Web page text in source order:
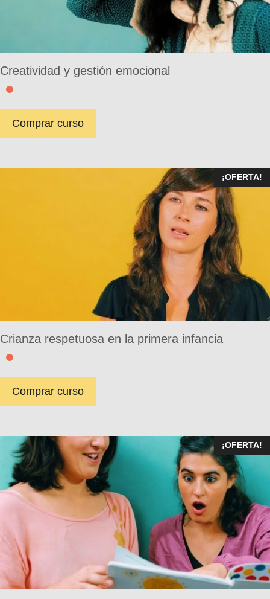
Creatividad y gestión emocional
Comprar curso
¡OFERTA!
Crianza respetuosa en la primera infancia
Comprar curso
¡OFERTA!